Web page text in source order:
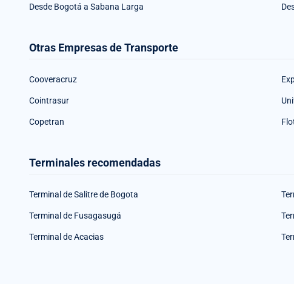
Desde Bogotá a Sabana Larga
Otras Empresas de Transporte
Cooveracruz
Cointrasur
Copetran
Terminales recomendadas
Terminal de Salitre de Bogota
Terminal de Fusagasugá
Terminal de Acacias